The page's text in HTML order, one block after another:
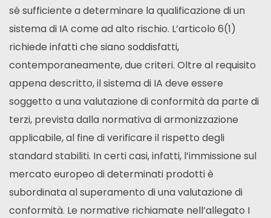
sé sufficiente a determinare la qualificazione di un
sistema di IA come ad alto rischio. L’articolo 6(1)
richiede infatti che siano soddisfatti,
contemporaneamente, due criteri. Oltre al requisito
appena descritto, il sistema di IA deve essere
soggetto a una valutazione di conformità da parte di
terzi, prevista dalla normativa di armonizzazione
applicabile, al fine di verificare il rispetto degli
standard stabiliti. In certi casi, infatti, l’immissione sul
mercato europeo di determinati prodotti è
subordinata al superamento di una valutazione di
conformità. Le normative richiamate nell’allegato I